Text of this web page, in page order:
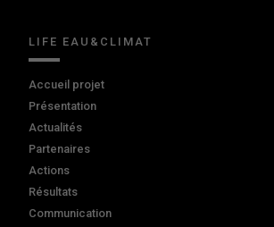
LIFE EAU&CLIMAT
Accueil projet
Présentation
Actualités
Partenaires
Actions
Résultats
Communication